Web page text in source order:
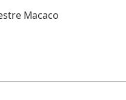
Macaco